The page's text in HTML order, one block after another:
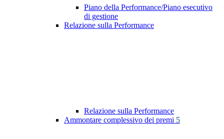
Piano della Performance/Piano esecutivo
di gestione
Relazione sulla Performance
Relazione sulla Performance
Ammontare complessivo dei premi 5